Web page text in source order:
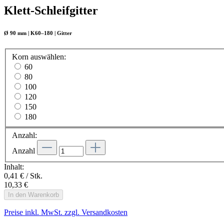
Klett-Schleifgitter
Ø 90 mm | K60–180 | Gitter
Korn auswählen:
60
80
100
120
150
180
Anzahl:
Anzahl
Inhalt:
0,41 € / Stk.
10,33 €
In den Warenkorb
Preise inkl. MwSt. zzgl. Versandkosten